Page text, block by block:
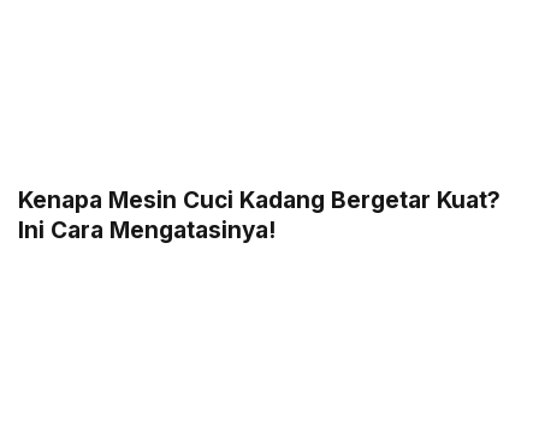
Kenapa Mesin Cuci Kadang Bergetar Kuat?
Ini Cara Mengatasinya!